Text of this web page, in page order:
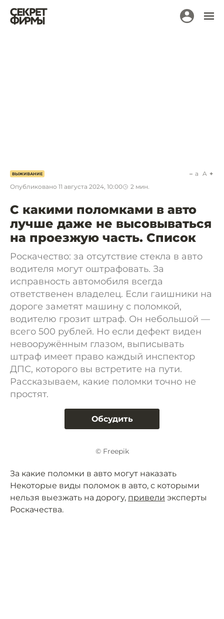
ВЫЖИВАНИЕ
Опубликовано 11 августа 2024, 10:00 2 мин.
a A
С какими поломками в авто
лучше даже не высовываться
на проезжую часть. Список
Роскачество: за отсутствие стекла в авто
водителя могут оштрафовать. За
исправность автомобиля всегда
ответственен владелец. Если гаишники на
дороге заметят машину с поломкой,
водителю грозит штраф. Он небольшой —
всего 500 рублей. Но если дефект виден
невооружённым глазом, выписывать
штраф имеет право каждый инспектор
ДПС, которого вы встретите на пути.
Рассказываем, какие поломки точно не
простят.
Обсудить
© Freepik
За какие поломки в авто могут наказать
Некоторые виды поломок в авто, с которыми
нельзя выезжать на дорогу, привели эксперты
Роскачества.